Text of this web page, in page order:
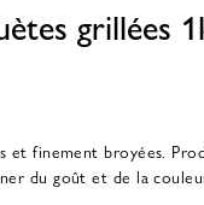
grillées
et finement broyées.
du goût et de la